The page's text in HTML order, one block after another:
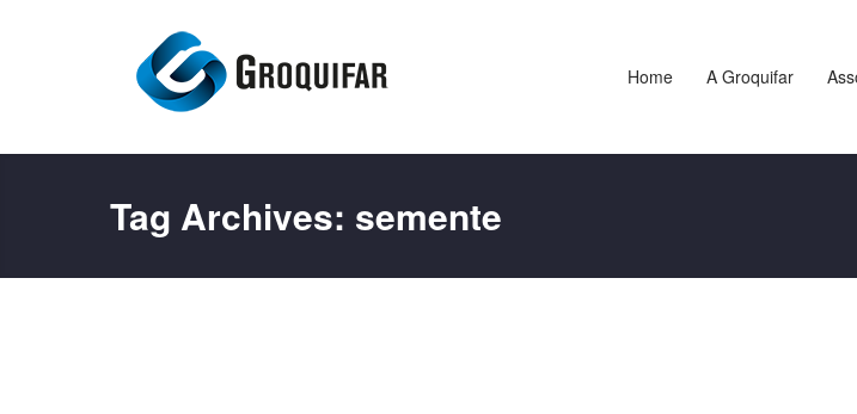
Home A Groquifar
Tag Archives: semente